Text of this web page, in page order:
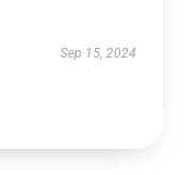
Sep 15, 2024